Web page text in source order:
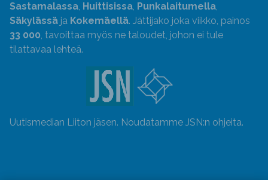
Sastamalassa, Huittisissa, Punkalaitumella,
Säkylässä ja Kokemäellä. Jättijako joka viikko, painos
33 000, tavoittaa myös ne taloudet, johon ei tule
tilattavaa lehteä.
Uutismedian Liiton jäsen. Noudatamme JSN:n ohjeita.